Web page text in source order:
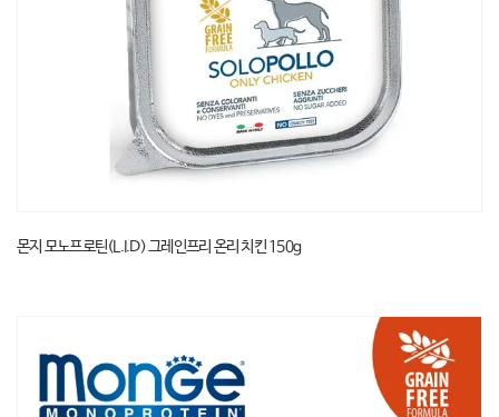
몬지 모노프로틴(L.I.D) 그레인프리 온리 치킨 150g